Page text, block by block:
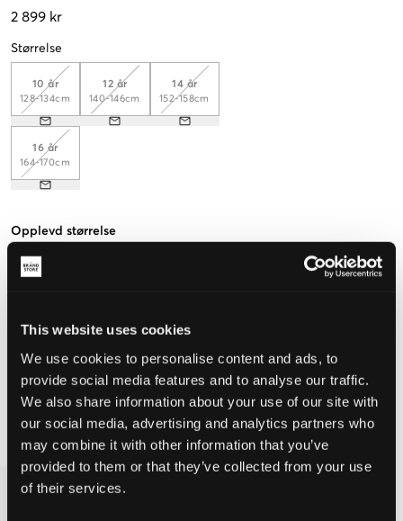
This website uses cookies
We use cookies to personalise content and ads, to
provide social media features and to analyse our traffic.
We also share information about your use of our site with
our social media, advertising and analytics partners who
may combine it with other information that you’ve
provided to them or that they’ve collected from your use
of their services.
2 899 kr
Størrelse
10 år
128-134cm
12 år
140-146cm
14 år
152-158cm
16 år
164-170cm
Opplevd størrelse
Liten
VELG EN STØRRELSE
Rask levering
Fri frakt over 999 kr
Retur- og bytterett i 60 dager
Hvit lang jakke med hette fra Mountain